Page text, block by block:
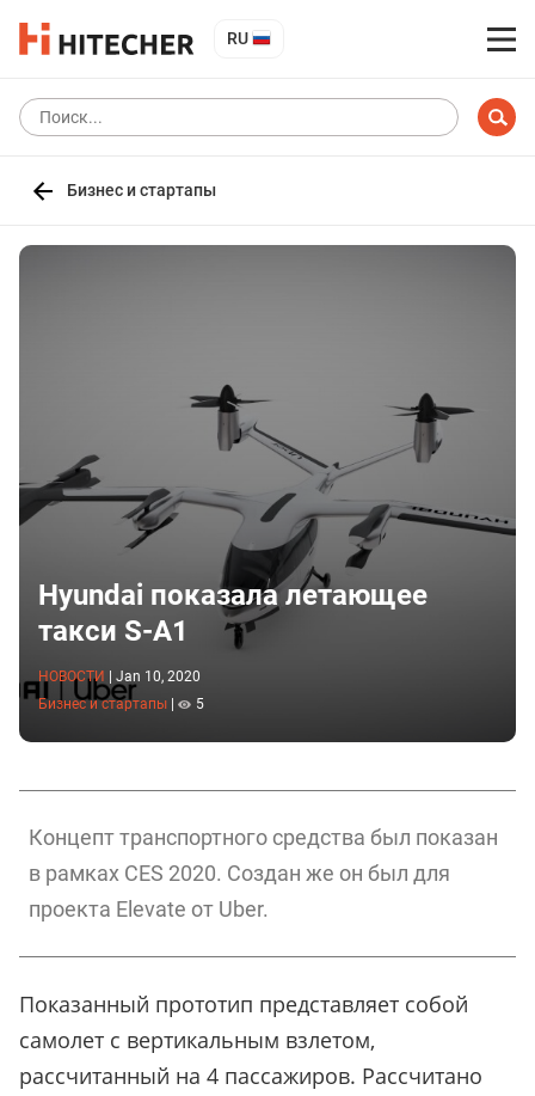
RU
Бизнес и стартапы
Hyundai показала летающее
такси S-A1
НОВОСТИ
Jan 10, 2020
Бизнес и стартапы
5
Концепт транспортного средства был показан
в рамках CES 2020. Создан же он был для
проекта Elevate от Uber.
Показанный прототип представляет собой
самолет с вертикальным взлетом,
рассчитанный на 4 пассажиров. Рассчитано